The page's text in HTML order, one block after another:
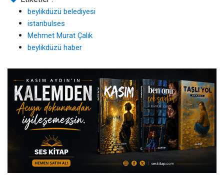
beylikdüzü belediyesi
istanbulses
Mehmet Murat Çalık
beylikdüzü haber